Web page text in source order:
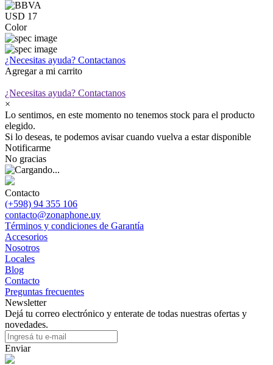
USD 17
Color
¿Necesitas ayuda? Contactanos
Agregar a mi carrito
¿Necesitas ayuda? Contactanos
×
Lo sentimos, en este momento no tenemos stock para el producto
elegido.
Si lo deseas, te podemos avisar cuando vuelva a estar disponible
Notificarme
No gracias
Contacto
(+598) 94 355 106
contacto@zonaphone.uy
Términos y condiciones de Garantía
Accesorios
Nosotros
Locales
Blog
Contacto
Preguntas frecuentes
Newsletter
Dejá tu correo electrónico y enterate de todas nuestras ofertas y
novedades.
Enviar